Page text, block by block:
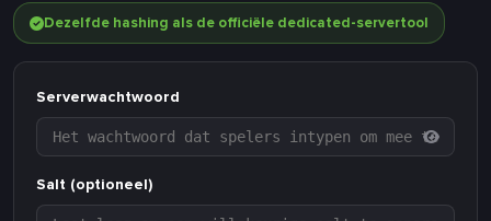
Dezelfde hashing als de officiële dedicated-servertool
Serverwachtwoord
Salt (optioneel)